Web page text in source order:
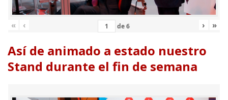
« ‹ de6 › »
Así de animado a estado nuestro
Stand durante el fin de semana